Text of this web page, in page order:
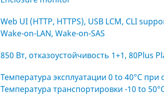
Web UI (HTTP, HTTPS), USB LCM, CLI
Wake-on-LAN, Wake-on-SAS
850 Вт, отказоустойчивость 1+1, 80Plus
Температура эксплуатации 0 to 40°C
Температура транспортировки -10 to